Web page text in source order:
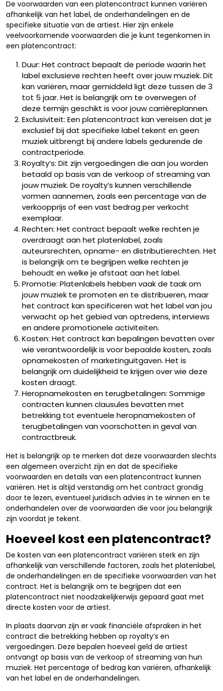
De voorwaarden van een platencontract kunnen variëren
afhankelijk van het label, de onderhandelingen en de
specifieke situatie van de artiest. Hier zijn enkele
veelvoorkomende voorwaarden die je kunt tegenkomen in
een platencontract:
Duur: Het contract bepaalt de periode waarin het
label exclusieve rechten heeft over jouw muziek. Dit
kan variëren, maar gemiddeld ligt deze tussen de 3
tot 5 jaar. Het is belangrijk om te overwegen of
deze termijn geschikt is voor jouw carrièreplannen.
Exclusiviteit: Een platencontract kan vereisen dat je
exclusief bij dat specifieke label tekent en geen
muziek uitbrengt bij andere labels gedurende de
contractperiode.
Royalty’s: Dit zijn vergoedingen die aan jou worden
betaald op basis van de verkoop of streaming van
jouw muziek. De royalty’s kunnen verschillende
vormen aannemen, zoals een percentage van de
verkoopprijs of een vast bedrag per verkocht
exemplaar.
Rechten: Het contract bepaalt welke rechten je
overdraagt aan het platenlabel, zoals
auteursrechten, opname- en distributierechten. Het
is belangrijk om te begrijpen welke rechten je
behoudt en welke je afstaat aan het label.
Promotie: Platenlabels hebben vaak de taak om
jouw muziek te promoten en te distribueren, maar
het contract kan specificeren wat het label van jou
verwacht op het gebied van optredens, interviews
en andere promotionele activiteiten.
Kosten: Het contract kan bepalingen bevatten over
wie verantwoordelijk is voor bepaalde kosten, zoals
opnamekosten of marketinguitgaven. Het is
belangrijk om duidelijkheid te krijgen over wie deze
kosten draagt.
Heropnamekosten en terugbetalingen: Sommige
contracten kunnen clausules bevatten met
betrekking tot eventuele heropnamekosten of
terugbetalingen van voorschotten in geval van
contractbreuk.
Het is belangrijk op te merken dat deze voorwaarden slechts
een algemeen overzicht zijn en dat de specifieke
voorwaarden en details van een platencontract kunnen
variëren. Het is altijd verstandig om het contract grondig
door te lezen, eventueel juridisch advies in te winnen en te
onderhandelen over de voorwaarden die voor jou belangrijk
zijn voordat je tekent.
Hoeveel kost een platencontract?
De kosten van een platencontract variëren sterk en zijn
afhankelijk van verschillende factoren, zoals het platenlabel,
de onderhandelingen en de specifieke voorwaarden van het
contract. Het is belangrijk om te begrijpen dat een
platencontract niet noodzakelijkerwijs gepaard gaat met
directe kosten voor de artiest.
In plaats daarvan zijn er vaak financiële afspraken in het
contract die betrekking hebben op royalty’s en
vergoedingen. Deze bepalen hoeveel geld de artiest
ontvangt op basis van de verkoop of streaming van hun
muziek. Het percentage of bedrag kan variëren, afhankelijk
van het label en de onderhandelingen.